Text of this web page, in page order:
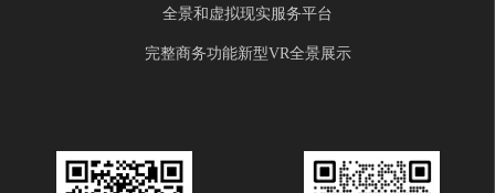
全景和虚拟现实服务平台
完整商务功能新型VR全景展示